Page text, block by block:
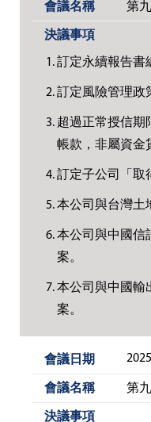
第
訂定永續報告書
訂定風險管理政
超過正常授信期
帳款，非屬資金
訂定子公司「取
本公司與台灣土
本公司與中國信
案。
本公司與中國輸
案。
第